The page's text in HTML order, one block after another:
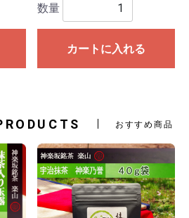
数量
カートに入れる
おすすめ商品